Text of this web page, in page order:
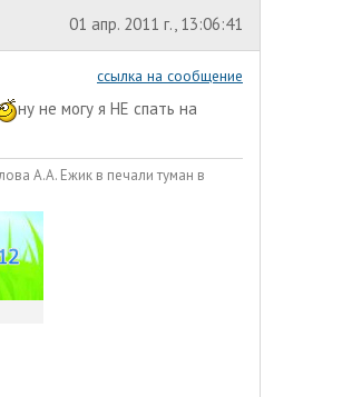
01 апр. 2011 г., 13:06:41
ссылка на сообщение
ну не могу я НЕ спать на
А.А. Ежик в печали туман в